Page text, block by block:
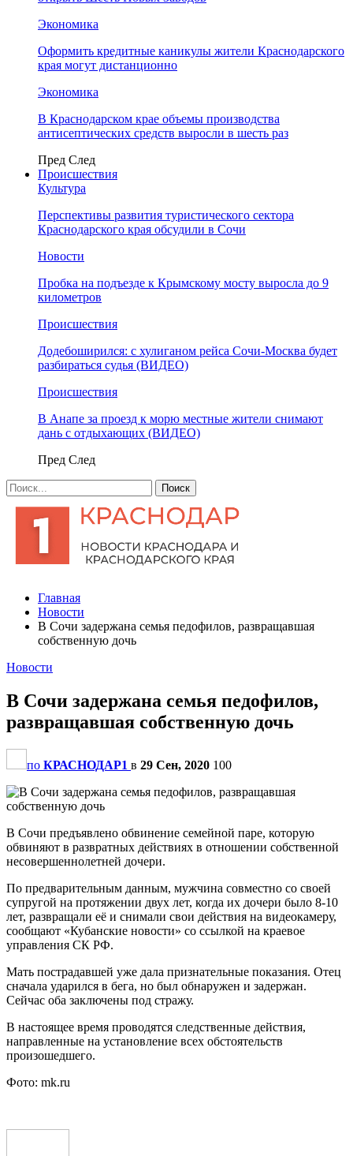
Экономика
Оформить кредитные каникулы жители Краснодарского
края могут дистанционно
Экономика
В Краснодарском крае объемы производства
антисептических средств выросли в шесть раз
Пред След
Происшествия
Культура
Перспективы развития туристического сектора
Краснодарского края обсудили в Сочи
Новости
Пробка на подъезде к Крымскому мосту выросла до 9
километров
Происшествия
Додебоширился: с хулиганом рейса Сочи-Москва будет
разбираться судья (ВИДЕО)
Происшествия
В Анапе за проезд к морю местные жители снимают
дань с отдыхающих (ВИДЕО)
Пред След
Главная
Новости
В Сочи задержана семья педофилов, развращавшая
собственную дочь
Новости
В Сочи задержана семья педофилов,
развращавшая собственную дочь
по КРАСНОДАР1 в 29 Сен, 2020 100
В Сочи предъявлено обвинение семейной паре, которую
обвиняют в развратных действиях в отношении собственной
несовершеннолетней дочери.
По предварительным данным, мужчина совместно со своей
супругой на протяжении двух лет, когда их дочери было 8-10
лет, развращали её и снимали свои действия на видеокамеру,
сообщают «Кубанские новости» со ссылкой на краевое
управления СК РФ.
Мать пострадавшей уже дала признательные показания. Отец
сначала ударился в бега, но был обнаружен и задержан.
Сейчас оба заключены под стражу.
В настоящее время проводятся следственные действия,
направленные на установление всех обстоятельств
произошедшего.
Фото: mk.ru